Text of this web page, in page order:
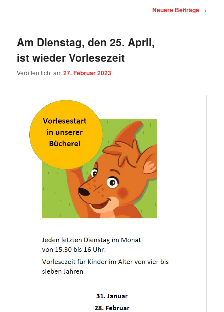
Neuere Beiträge →
Am Dienstag, den 25. April,
ist wieder Vorlesezeit
Veröffentlicht am27. Februar 2023